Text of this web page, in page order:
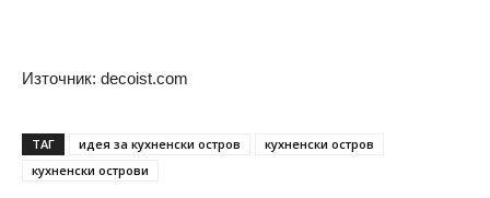
Източник: decoist.com
ТАГ идея за кухненски остров
кухненски остров
кухненски острови